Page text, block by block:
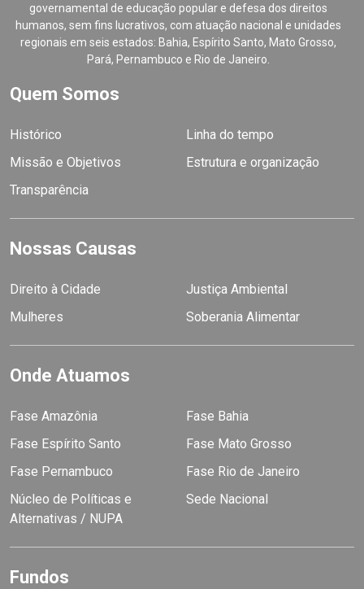
governamental de educação popular e defesa dos direitos
humanos, sem fins lucrativos, com atuação nacional e unidades
regionais em seis estados: Bahia, Espírito Santo, Mato Grosso,
Pará, Pernambuco e Rio de Janeiro.
Quem Somos
Histórico
Linha do tempo
Missão e Objetivos
Estrutura e organização
Transparência
Nossas Causas
Direito à Cidade
Justiça Ambiental
Mulheres
Soberania Alimentar
Onde Atuamos
Fase Amazônia
Fase Bahia
Fase Espírito Santo
Fase Mato Grosso
Fase Pernambuco
Fase Rio de Janeiro
Núcleo de Políticas e
Alternativas / NUPA
Sede Nacional
Fundos